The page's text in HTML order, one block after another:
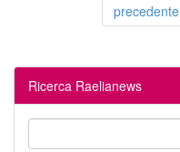
precedente
Ricerca Raelianews